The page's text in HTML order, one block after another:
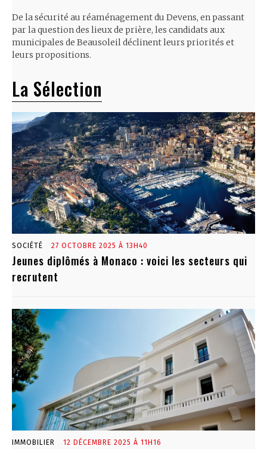
De la sécurité au réaménagement du Devens, en passant
par la question des lieux de prière, les candidats aux
municipales de Beausoleil déclinent leurs priorités et
leurs propositions.
La Sélection
SOCIÉTÉ 27 OCTOBRE 2025 À 13H40
Jeunes diplômés à Monaco : voici les secteurs qui
recrutent
IMMOBILIER 12 DÉCEMBRE 2025 À 11H16